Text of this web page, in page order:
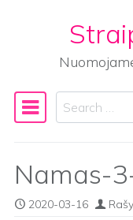
Main
Search
Namas-
2020-03-16